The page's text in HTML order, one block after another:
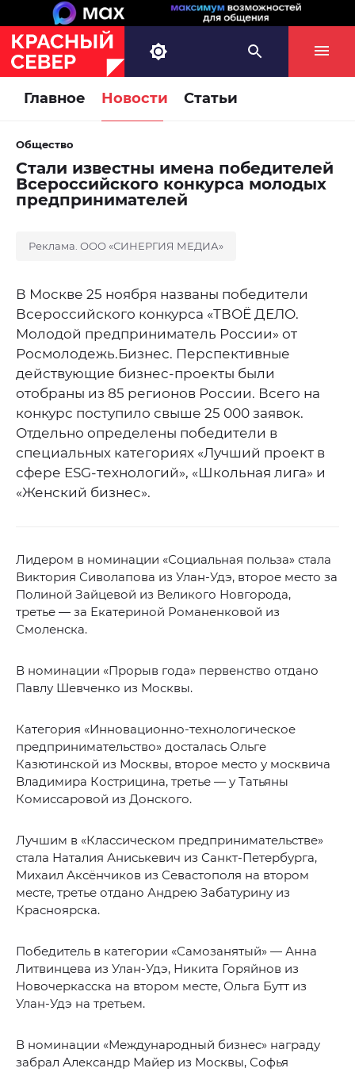
Главное Новости Статьи
Общество
Стали известны имена победителей
Всероссийского конкурса молодых
предпринимателей
Реклама. ООО «СИНЕРГИЯ МЕДИА»
В Москве 25 ноября названы победители
Всероссийского конкурса «ТВОЁ ДЕЛО.
Молодой предприниматель России» от
Росмолодежь.Бизнес. Перспективные
действующие бизнес-проекты были
отобраны из 85 регионов России. Всего на
конкурс поступило свыше 25 000 заявок.
Отдельно определены победители в
специальных категориях «Лучший проект в
сфере ESG-технологий», «Школьная лига» и
«Женский бизнес».
Лидером в номинации «Социальная польза» стала
Виктория Сиволапова из Улан-Удэ, второе место за
Полиной Зайцевой из Великого Новгорода,
третье — за Екатериной Романенковой из
Смоленска.
В номинации «Прорыв года» первенство отдано
Павлу Шевченко из Москвы.
Категория «Инновационно-технологическое
предпринимательство» досталась Ольге
Казютинской из Москвы, второе место у москвича
Владимира Кострицина, третье — у Татьяны
Комиссаровой из Донского.
Лучшим в «Классическом предпринимательстве»
стала Наталия Аниськевич из Санкт-Петербурга,
Михаил Аксёнчиков из Севастополя на втором
месте, третье отдано Андрею Забатурину из
Красноярска.
Победитель в категории «Самозанятый» — Анна
Литвинцева из Улан-Удэ, Никита Горяйнов из
Новочеркасска на втором месте, Ольга Бутт из
Улан-Удэ на третьем.
В номинации «Международный бизнес» награду
забрал Александр Майер из Москвы, Софья